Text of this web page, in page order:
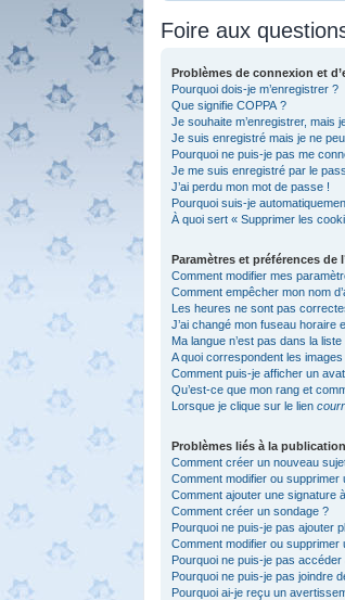
Foire aux
Problèmes de connexion et
Pourquoi dois-je m’enregistrer ?
Que signifie COPPA ?
Je souhaite m’enregistrer, mais
Je suis enregistré mais je ne
Pourquoi ne puis-je pas me
Je me suis enregistré par le
J’ai perdu mon mot de passe !
Pourquoi suis-je
À quoi sert « Supprimer les
Paramètres et préférences de
Comment modifier mes
Comment empêcher mon nom
Les heures ne sont pas
J’ai changé mon fuseau horaire
Ma langue n’est pas dans la liste
A quoi correspondent les
Comment puis-je afficher un
Qu’est-ce que mon rang et
Lorsque je clique sur le lien
Problèmes liés à la
Comment créer un nouveau
Comment modifier ou supprimer
Comment ajouter une signature
Comment créer un sondage ?
Pourquoi ne puis-je pas ajouter
Comment modifier ou supprimer
Pourquoi ne puis-je pas accéder
Pourquoi ne puis-je pas joindre
Pourquoi ai-je reçu un